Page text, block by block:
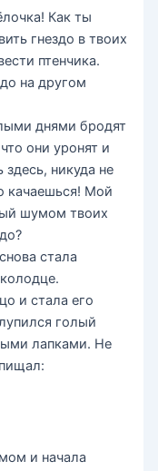
Как ты
гнездо в твоих
птен­чика.
на другом
днями бродят
они уронят и
никуда не
ка­чаешься! Мой
шумом твоих
стала
и стала его
голый
лапками. Не
и начала